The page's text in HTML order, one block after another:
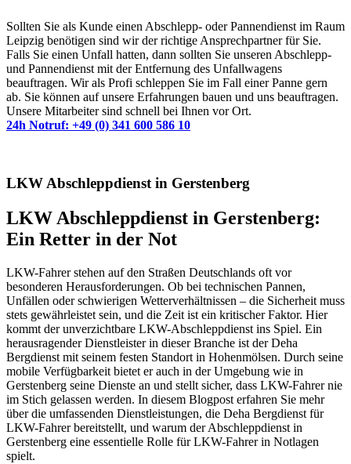
Sollten Sie als Kunde einen Abschlepp- oder Pannendienst im Raum
Leipzig benötigen sind wir der richtige Ansprechpartner für Sie.
Falls Sie einen Unfall hatten, dann sollten Sie unseren Abschlepp-
und Pannendienst mit der Entfernung des Unfallwagens
beauftragen. Wir als Profi schleppen Sie im Fall einer Panne gern
ab. Sie können auf unsere Erfahrungen bauen und uns beauftragen.
Unsere Mitarbeiter sind schnell bei Ihnen vor Ort.
24h Notruf: +49 (0) 341 600 586 10
LKW Abschleppdienst in Gerstenberg
LKW Abschleppdienst in Gerstenberg:
Ein Retter in der Not
LKW-Fahrer stehen auf den Straßen Deutschlands oft vor
besonderen Herausforderungen. Ob bei technischen Pannen,
Unfällen oder schwierigen Wetterverhältnissen – die Sicherheit muss
stets gewährleistet sein, und die Zeit ist ein kritischer Faktor. Hier
kommt der unverzichtbare LKW-Abschleppdienst ins Spiel. Ein
herausragender Dienstleister in dieser Branche ist der Deha
Bergdienst mit seinem festen Standort in Hohenmölsen. Durch seine
mobile Verfügbarkeit bietet er auch in der Umgebung wie in
Gerstenberg seine Dienste an und stellt sicher, dass LKW-Fahrer nie
im Stich gelassen werden. In diesem Blogpost erfahren Sie mehr
über die umfassenden Dienstleistungen, die Deha Bergdienst für
LKW-Fahrer bereitstellt, und warum der Abschleppdienst in
Gerstenberg eine essentielle Rolle für LKW-Fahrer in Notlagen
spielt.